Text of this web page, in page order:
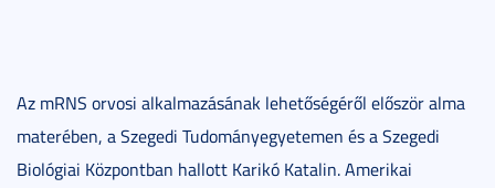
Az mRNS orvosi alkalmazásának lehetőségéről először alma
materében, a Szegedi Tudományegyetemen és a Szegedi
Biológiai Központban hallott Karikó Katalin. Amerikai